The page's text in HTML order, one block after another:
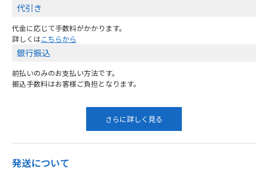
代引き
代金に応じて手数料がかかります。
詳しくはこちらから
銀行振込
前払いのみのお支払い方法です。
振込手数料はお客様ご負担となります。
さらに詳しく見る
発送について